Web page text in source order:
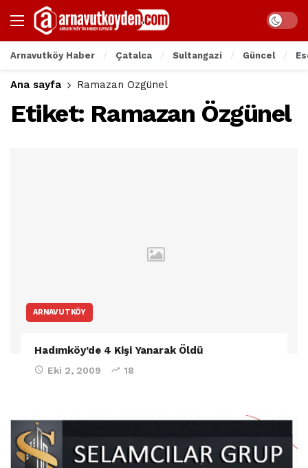
Arnavutköy Haber Çatalca Sultangazi Güncel
Ana sayfa Ramazan Özgünel
Etiket: Ramazan Özgünel
ARNAVUTKÖY
Hadımköy’de 4 Kişi Yanarak Öldü
Eki 2, 2009 18